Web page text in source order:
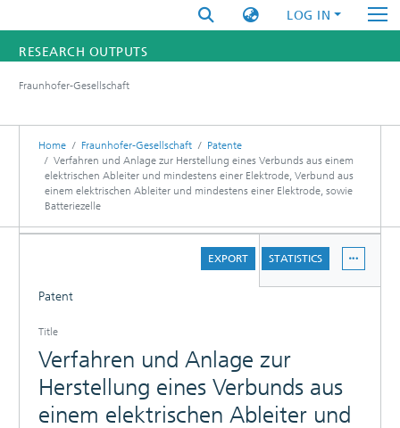
LOG IN
RESEARCH OUTPUTS
RESEARCHERS
INSTITUTES
STATISTICS
Fraunhofer-Gesellschaft
Home Fraunhofer-Gesellschaft
Patente
Verfahren und Anlage zur Herstellung eines Verbunds aus einem
elektrischen Ableiter und mindestens einer Elektrode, Verbund aus
einem elektrischen Ableiter und mindestens einer Elektrode, sowie
Batteriezelle
EXPORT
STATISTICS
Patent
Title
Verfahren und Anlage zur
Herstellung eines Verbunds aus
einem elektrischen Ableiter und